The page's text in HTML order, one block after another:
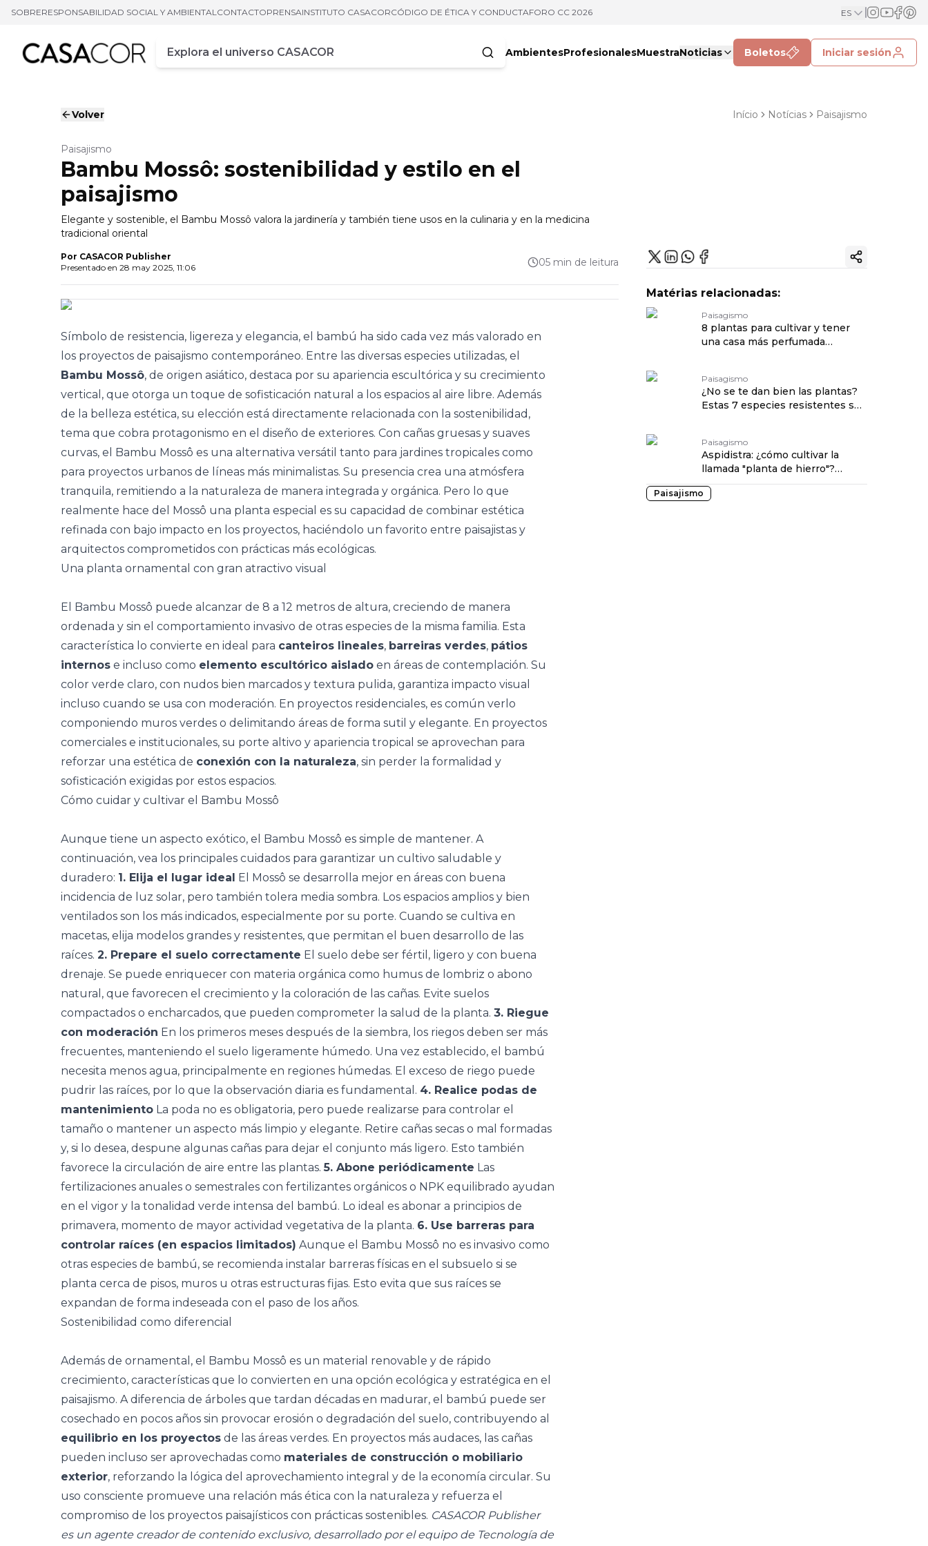
SOBRERESPONSABILIDAD SOCIAL Y AMBIENTALCONTACTOPRENSAINSTITUTO CASACORCÓDIGO DE ÉTICA Y CONDUCTAFORO CC 2026 ES
Campo de busca
Ingrese al menos tres caracteres
AmbientesProfesionalesMuestraNoticias Boletos Iniciar sesión
Volver Início Notícias Paisajismo
Paisajismo
Bambu Mossô: sostenibilidad y estilo en el
paisajismo
Elegante y sostenible, el Bambu Mossô valora la jardinería y también tiene usos en la culinaria y en la medicina
tradicional oriental
Por CASACOR Publisher
Presentado en 28 may 2025, 11:06 05 min de leitura
Símbolo de resistencia, ligereza y elegancia, el bambú ha sido cada vez más valorado en
los proyectos de paisajismo contemporáneo. Entre las diversas especies utilizadas, el
Bambu Mossô, de origen asiático, destaca por su apariencia escultórica y su crecimiento
vertical, que otorga un toque de sofisticación natural a los espacios al aire libre. Además
de la belleza estética, su elección está directamente relacionada con la sostenibilidad ,
tema que cobra protagonismo en el diseño de exteriores. Con cañas gruesas y suaves
curvas, el Bambu Mossô es una alternativa versátil tanto para jardines tropicales como
para proyectos urbanos de líneas más minimalistas. Su presencia crea una atmósfera
tranquila, remitiendo a la naturaleza de manera integrada y orgánica. Pero lo que
realmente hace del Mossô una planta especial es su capacidad de combinar estética
refinada con bajo impacto en los proyectos, haciéndolo un favorito entre paisajistas y
arquitectos comprometidos con prácticas más ecológicas.
Una planta ornamental con gran atractivo visual
El Bambu Mossô puede alcanzar de 8 a 12 metros de altura, creciendo de manera
ordenada y sin el comportamiento invasivo de otras especies de la misma familia. Esta
característica lo convierte en ideal para canteiros lineales, barreiras verdes, pátios
internos e incluso como elemento escultórico aislado en áreas de contemplación. Su
color verde claro, con nudos bien marcados y textura pulida, garantiza impacto visual
incluso cuando se usa con moderación. En proyectos residenciales, es común verlo
componiendo muros verdes o delimitando áreas de forma sutil y elegante. En proyectos
comerciales e institucionales, su porte altivo y apariencia tropical se aprovechan para
reforzar una estética de conexión con la naturaleza, sin perder la formalidad y
sofisticación exigidas por estos espacios.
Cómo cuidar y cultivar el Bambu Mossô
Aunque tiene un aspecto exótico, el Bambu Mossô es simple de mantener. A
continuación, vea los principales cuidados para garantizar un cultivo saludable y
duradero: 1. Elija el lugar ideal El Mossô se desarrolla mejor en áreas con buena
incidencia de luz solar, pero también tolera media sombra. Los espacios amplios y bien
ventilados son los más indicados, especialmente por su porte. Cuando se cultiva en
macetas, elija modelos grandes y resistentes, que permitan el buen desarrollo de las
raíces. 2. Prepare el suelo correctamente El suelo debe ser fértil, ligero y con buena
drenaje. Se puede enriquecer con materia orgánica como humus de lombriz o abono
natural, que favorecen el crecimiento y la coloración de las cañas. Evite suelos
compactados o encharcados, que pueden comprometer la salud de la planta. 3. Riegue
con moderación En los primeros meses después de la siembra, los riegos deben ser más
frecuentes, manteniendo el suelo ligeramente húmedo. Una vez establecido, el bambú
necesita menos agua, principalmente en regiones húmedas. El exceso de riego puede
pudrir las raíces, por lo que la observación diaria es fundamental. 4. Realice podas de
mantenimiento La poda no es obligatoria, pero puede realizarse para controlar el
tamaño o mantener un aspecto más limpio y elegante. Retire cañas secas o mal formadas
y, si lo desea, despune algunas cañas para dejar el conjunto más ligero. Esto también
favorece la circulación de aire entre las plantas.5. Abone periódicamente Las
fertilizaciones anuales o semestrales con fertilizantes orgánicos o NPK equilibrado ayudan
en el vigor y la tonalidad verde intensa del bambú. Lo ideal es abonar a principios de
primavera, momento de mayor actividad vegetativa de la planta. 6. Use barreras para
controlar raíces (en espacios limitados) Aunque el Bambu Mossô no es invasivo como
otras especies de bambú, se recomienda instalar barreras físicas en el subsuelo si se
planta cerca de pisos, muros u otras estructuras fijas. Esto evita que sus raíces se
expandan de forma indeseada con el paso de los años.
Sostenibilidad como diferencial
Además de ornamental, el Bambu Mossô es un material renovable y de rápido
crecimiento, características que lo convierten en una opción ecológica y estratégica en el
paisajismo. A diferencia de árboles que tardan décadas en madurar, el bambú puede ser
cosechado en pocos años sin provocar erosión o degradación del suelo, contribuyendo al
equilibrio en los proyectos de las áreas verdes. En proyectos más audaces, las cañas
pueden incluso ser aprovechadas como materiales de construcción o mobiliario
exterior, reforzando la lógica del aprovechamiento integral y de la economía circular. Su
uso consciente promueve una relación más ética con la naturaleza y refuerza el
compromiso de los proyectos paisajísticos con prácticas sostenibles. CASACOR Publisher
es un agente creador de contenido exclusivo, desarrollado por el equipo de Tecnología de
Copiar enlace
Matérias relacionadas:
Paisagismo
8 plantas para cultivar y tener
una casa más perfumada
Paisagismo
¿No se te dan bien las plantas?
Estas 7 especies resistentes son
Paisagismo
Aspidistra: ¿cómo cultivar la
llamada "planta de hierro"?
traduzido por: OPENROUTER
Paisajismo